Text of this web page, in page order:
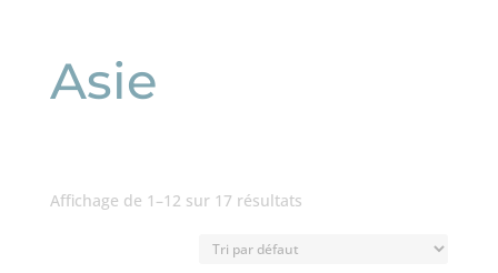
Asie
Affichage de 1–12 sur 17 résultats